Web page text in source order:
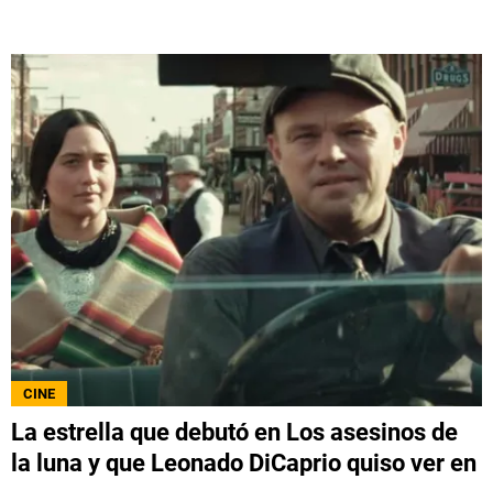
CINE
La estrella que debutó en Los asesinos de
la luna y que Leonado DiCaprio quiso ver en